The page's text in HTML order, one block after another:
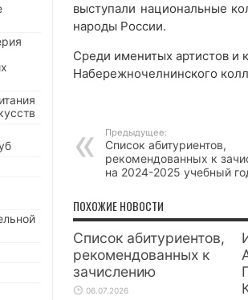
выступали национальные
народы России.
Среди именитых артистов и
Набережночелнинского
Предыдущее:
Список абитуриентов,
рекомендованных к
на 2024-2025 учебный
ПОХОЖИЕ НОВОСТИ
Список абитуриентов,
рекомендованных к
зачислению
06.07.2026